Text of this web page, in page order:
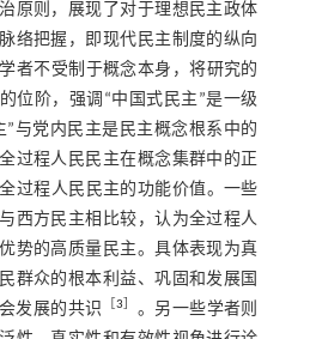
原则，展现了对于理想民主政体
络把握，即现代民主制度的纵向
者不受制于概念本身，将研究的
位阶，强调“中国式民主”是一级
”与党内民主是民主概念根系中的
过程人民民主在概念集群中的正
过程人民民主的功能价值。一些
西方民主相比较，认为全过程人
势的高质量民主。具体表现为真
群众的根本利益、巩固和发展国
发展的共识
3
。另一些学者则